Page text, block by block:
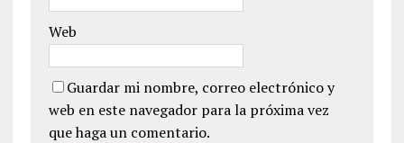
Web
Guardar mi nombre, correo electrónico y
web en este navegador para la próxima vez
que haga un comentario.